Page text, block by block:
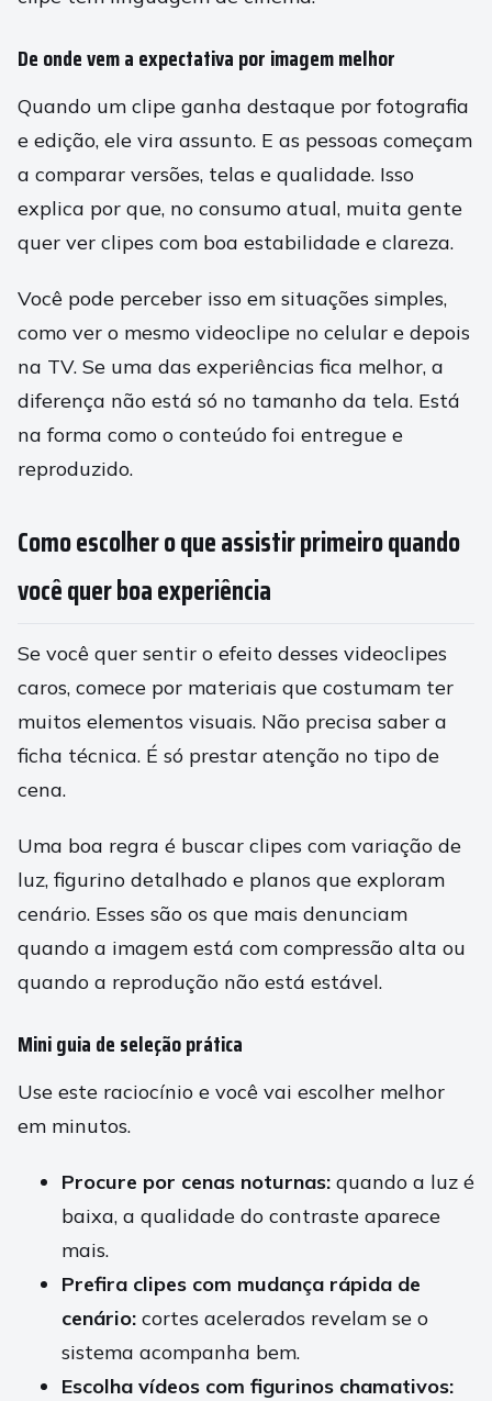
De onde vem a expectativa por imagem melhor
Quando um clipe ganha destaque por fotografia
e edição, ele vira assunto. E as pessoas começam
a comparar versões, telas e qualidade. Isso
explica por que, no consumo atual, muita gente
quer ver clipes com boa estabilidade e clareza.
Você pode perceber isso em situações simples,
como ver o mesmo videoclipe no celular e depois
na TV. Se uma das experiências fica melhor, a
diferença não está só no tamanho da tela. Está
na forma como o conteúdo foi entregue e
reproduzido.
Como escolher o que assistir primeiro quando
você quer boa experiência
Se você quer sentir o efeito desses videoclipes
caros, comece por materiais que costumam ter
muitos elementos visuais. Não precisa saber a
ficha técnica. É só prestar atenção no tipo de
cena.
Uma boa regra é buscar clipes com variação de
luz, figurino detalhado e planos que exploram
cenário. Esses são os que mais denunciam
quando a imagem está com compressão alta ou
quando a reprodução não está estável.
Mini guia de seleção prática
Use este raciocínio e você vai escolher melhor
em minutos.
Procure por cenas noturnas: quando a luz é
baixa, a qualidade do contraste aparece
mais.
Prefira clipes com mudança rápida de
cenário: cortes acelerados revelam se o
sistema acompanha bem.
Escolha vídeos com figurinos chamativos: